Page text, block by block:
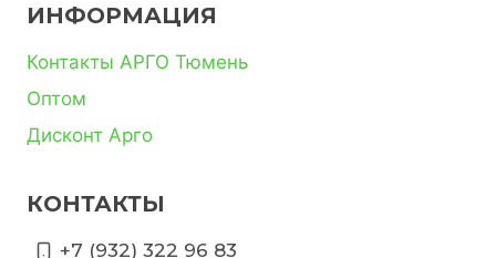
ИНФОРМАЦИЯ
Контакты АРГО Тюмень
Оптом
Дисконт Арго
КОНТАКТЫ
+7 (932) 322 96 83